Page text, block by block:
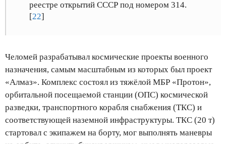
реестре открытий СССР под номером 314.
[22]
Челомей разрабатывал космические проекты военного
назначения, самым масштабным из которых был проект
«Алмаз». Комплекс состоял из тяжёлой МБР «Протон»,
орбитальной посещаемой станции (ОПС) космической
разведки, транспортного корабля снабжения (ТКС) и
соответствующей наземной инфраструктуры. ТКС (20 т)
стартовал с экипажем на борту, мог выполнять маневры